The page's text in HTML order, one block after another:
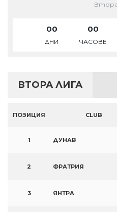
Втора
00
ДНИ
00
ЧАСОВЕ
ВТОРА ЛИГА
ПОЗИЦИЯ CLUB
1 ДУНАВ
2 ФРАТРИЯ
3 ЯНТРА